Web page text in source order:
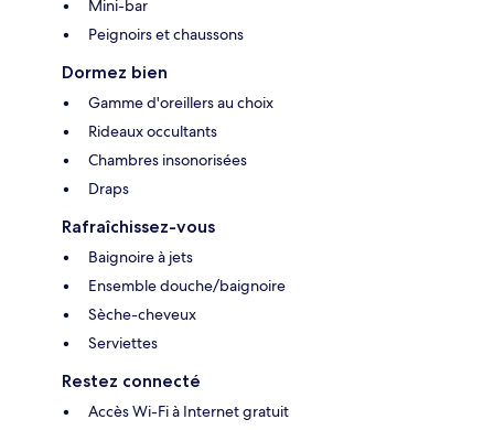
Mini-bar
Peignoirs et chaussons
Dormez bien
Gamme d'oreillers au choix
Rideaux occultants
Chambres insonorisées
Draps
Rafraîchissez-vous
Baignoire à jets
Ensemble douche/baignoire
Sèche-cheveux
Serviettes
Restez connecté
Accès Wi-Fi à Internet gratuit